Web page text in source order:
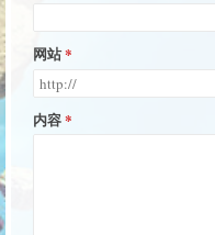
网站
内容